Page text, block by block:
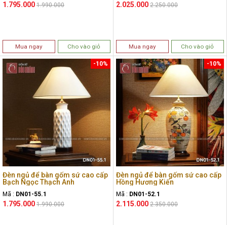
1.795.000 1.990.000
Mua ngay Cho vào giỏ
2.025.000 2.250.000
Mua ngay Cho vào giỏ
Đèn ngủ để bàn gốm sứ cao cấp
Bạch Ngọc Thạch Anh
Mã : DN01-55.1
1.795.000
-10%
1.990.000
Đèn ngủ để bàn gốm sứ cao cấp
Hồng Hương Kiến
Mã : DN01-52.1
2.115.000
-10%
2.350.000